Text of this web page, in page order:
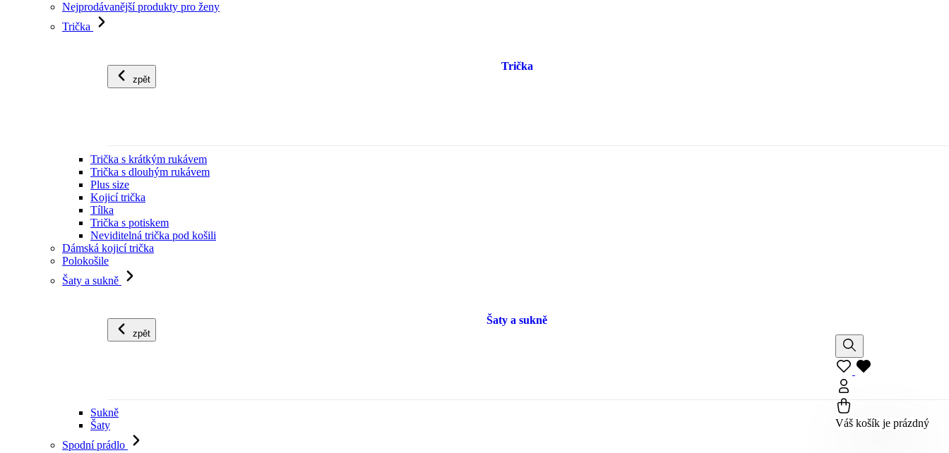
Nejprodávanější produkty pro ženy
Trička
zpět
Trička
Trička s krátkým rukávem
Trička s dlouhým rukávem
Plus size
Kojicí trička
Tílka
Trička s potiskem
Neviditelná trička pod košili
Dámská kojicí trička
Polokošile
Šaty a sukně
zpět
Šaty a sukně
Sukně
Šaty
Spodní prádlo
Váš košík je prázdný